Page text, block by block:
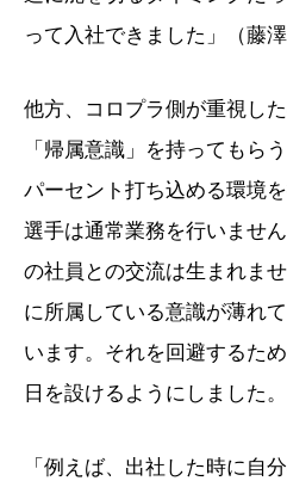
って入社できました」（藤澤
他方、コロプラ側が重視し
「帰属意識」を持ってもら
パーセント打ち込める環境
選手は通常業務を行いませ
の社員との交流は生まれま
に所属している意識が薄れ
います。それを回避するた
日を設けるようにしました。
「例えば、出社した時に自